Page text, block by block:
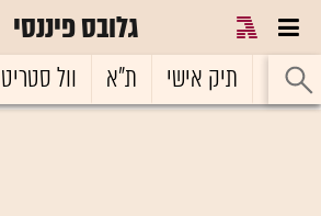
גלובס פיננסי
ראשי תיק אישי ת"א וול סטריט